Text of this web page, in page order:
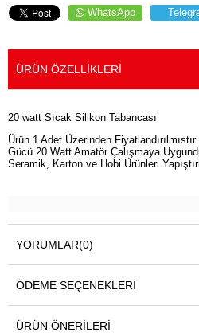
WhatsApp
ÜRÜN ÖZELLIKLERI
20 watt Sıcak Silikon Tabancası
Ürün 1 Adet Üzerinden
Gücü 20 Watt Amatör Çalışmaya
Seramik, Karton ve Hobi Ürünleri
YORUMLAR(0)
ÖDEME SEÇENEKLERI
ÜRÜN ÖNERILERI